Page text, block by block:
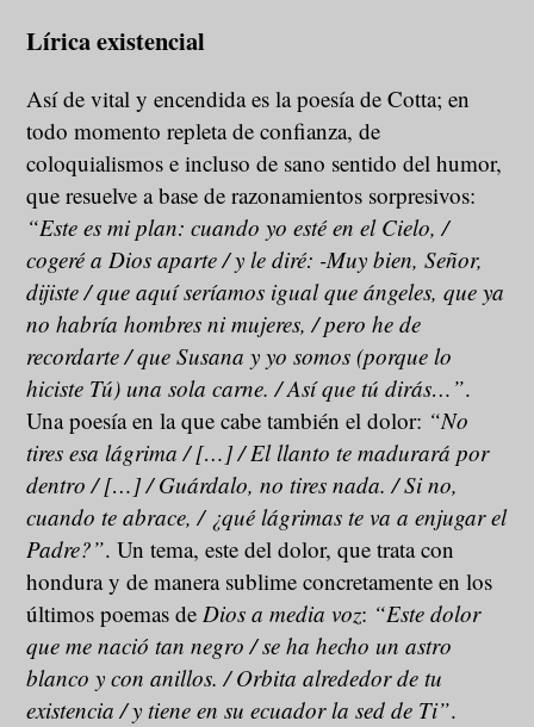
Lírica existencial
Así de vital y encendida es la poesía de Cotta; en
todo momento repleta de confianza, de
coloquialismos e incluso de sano sentido del humor,
que resuelve a base de razonamientos sorpresivos:
“Este es mi plan: cuando yo esté en el Cielo, /
cogeré a Dios aparte / y le diré: -Muy bien, Señor,
dijiste / que aquí seríamos igual que ángeles, que ya
no habría hombres ni mujeres, / pero he de
recordarte / que Susana y yo somos (porque lo
hiciste Tú) una sola carne. / Así que tú dirás…”.
Una poesía en la que cabe también el dolor: “No
tires esa lágrima / […] / El llanto te madurará por
dentro / […] / Guárdalo, no tires nada. / Si no,
cuando te abrace, / ¿qué lágrimas te va a enjugar el
Padre?”. Un tema, este del dolor, que trata con
hondura y de manera sublime concretamente en los
últimos poemas deDios a media voz: “Este dolor
que me nació tan negro / se ha hecho un astro
blanco y con anillos. / Orbita alrededor de tu
existencia / y tiene en su ecuador la sed de Ti”.